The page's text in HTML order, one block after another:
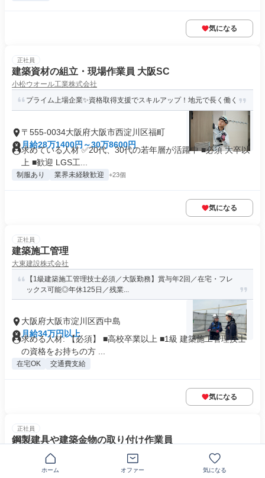
気になる
正社員
建築資材の組立・現場作業員 大阪SC
小松ウオール工業株式会社
プライム上場企業✨資格取得支援でスキルアップ！地元で長く働く
〒555-0034大阪府大阪市西淀川区福町
月給28万1400円～30万8600円
求めている人材 ✅20代、30代の若年層が活躍中 ■必須 大卒以
上 ■歓迎 LGS工...
制服あり 業界未経験歓迎 +23個
気になる
正社員
建築施工管理
大東建設株式会社
【1級建築施工管理技士必須／大阪勤務】賞与年2回／在宅・フレ
ックス可能◎年休125日／残業...
大阪府大阪市淀川区西中島
月給34万円以上
求める人材: 【必須】 ■高校卒業以上 ■1級 建築施工管理技士
の資格をお持ちの方 ...
在宅OK 交通費支給
気になる
正社員
鋼製建具や建築金物の取り付け作業員
西村工業株式会社
残業は最大でも10時間。賞与2回支給で頑張りを還元！
ホーム オファー 気になる